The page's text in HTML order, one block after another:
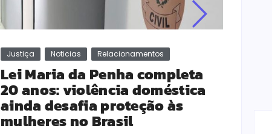
Justiça Noticias Relacionamentos
Lei Maria da Penha completa
20 anos: violência doméstica
ainda desafia proteção às
mulheres no Brasil